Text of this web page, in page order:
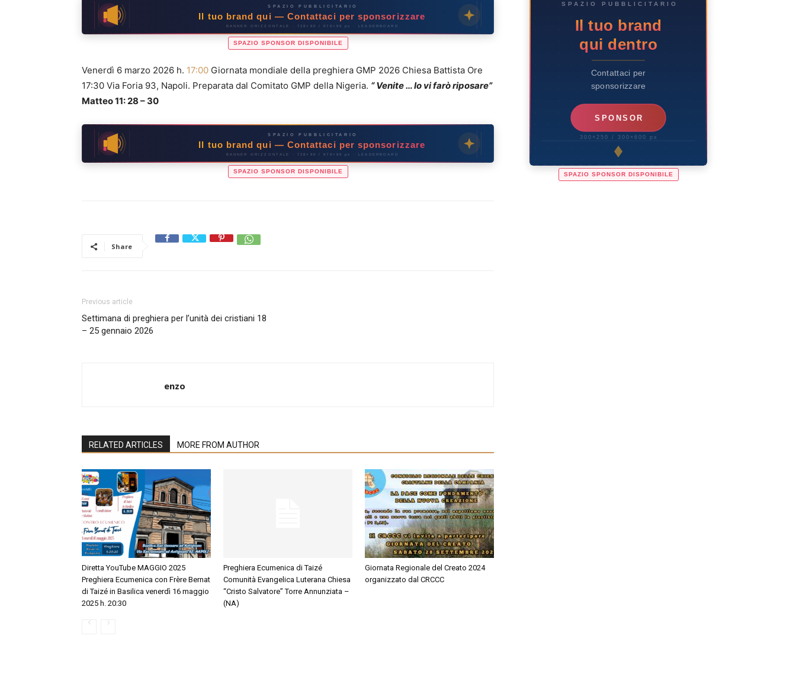
SPAZIO PUBBLICITARIO
Il tuo brand qui — Contattaci per sponsorizzare
BANNER ORIZZONTALE · 728×90 / 970×90 px · LEADERBOARD
SPAZIO SPONSOR DISPONIBILE
Venerdì 6 marzo 2026 h. 17:00 Giornata mondiale della preghiera GMP 2026 Chiesa Battista Ore
17:30 Via Foria 93, Napoli. Preparata dal Comitato GMP della Nigeria. “ Venite … Io vi farò riposare”
Matteo 11: 28 – 30
SPAZIO PUBBLICITARIO
Il tuo brand qui — Contattaci per sponsorizzare
BANNER ORIZZONTALE · 728×90 / 970×90 px · LEADERBOARD
SPAZIO SPONSOR DISPONIBILE
Share
Previous article
Settimana di preghiera per l’unità dei cristiani 18
– 25 gennaio 2026
enzo
RELATED ARTICLES MORE FROM AUTHOR
Diretta YouTube MAGGIO 2025
Preghiera Ecumenica con Frère Bernat
di Taizé in Basilica venerdì 16 maggio
2025 h. 20:30
Preghiera Ecumenica di Taizé
Comunità Evangelica Luterana Chiesa
“Cristo Salvatore” Torre Annunziata –
(NA)
Giornata Regionale del Creato 2024
organizzato dal CRCCC
SPAZIO PUBBLICITARIO
Il tuo brand
qui dentro
Contattaci per
sponsorizzare
SPONSOR
300×250 / 300×600 px
SPAZIO SPONSOR DISPONIBILE